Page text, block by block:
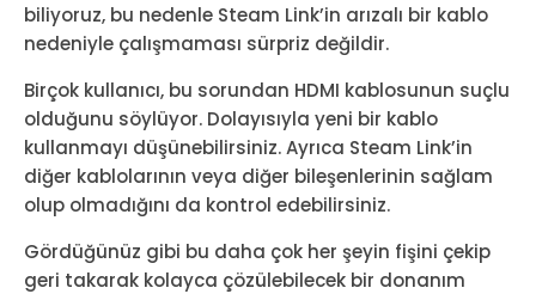
biliyoruz, bu nedenle Steam Link’in arızalı bir kablo
nedeniyle çalışmaması sürpriz değildir.
Birçok kullanıcı, bu sorundan HDMI kablosunun suçlu
olduğunu söylüyor. Dolayısıyla yeni bir kablo
kullanmayı düşünebilirsiniz. Ayrıca Steam Link’in
diğer kablolarının veya diğer bileşenlerinin sağlam
olup olmadığını da kontrol edebilirsiniz.
Gördüğünüz gibi bu daha çok her şeyin fişini çekip
geri takarak kolayca çözülebilecek bir donanım